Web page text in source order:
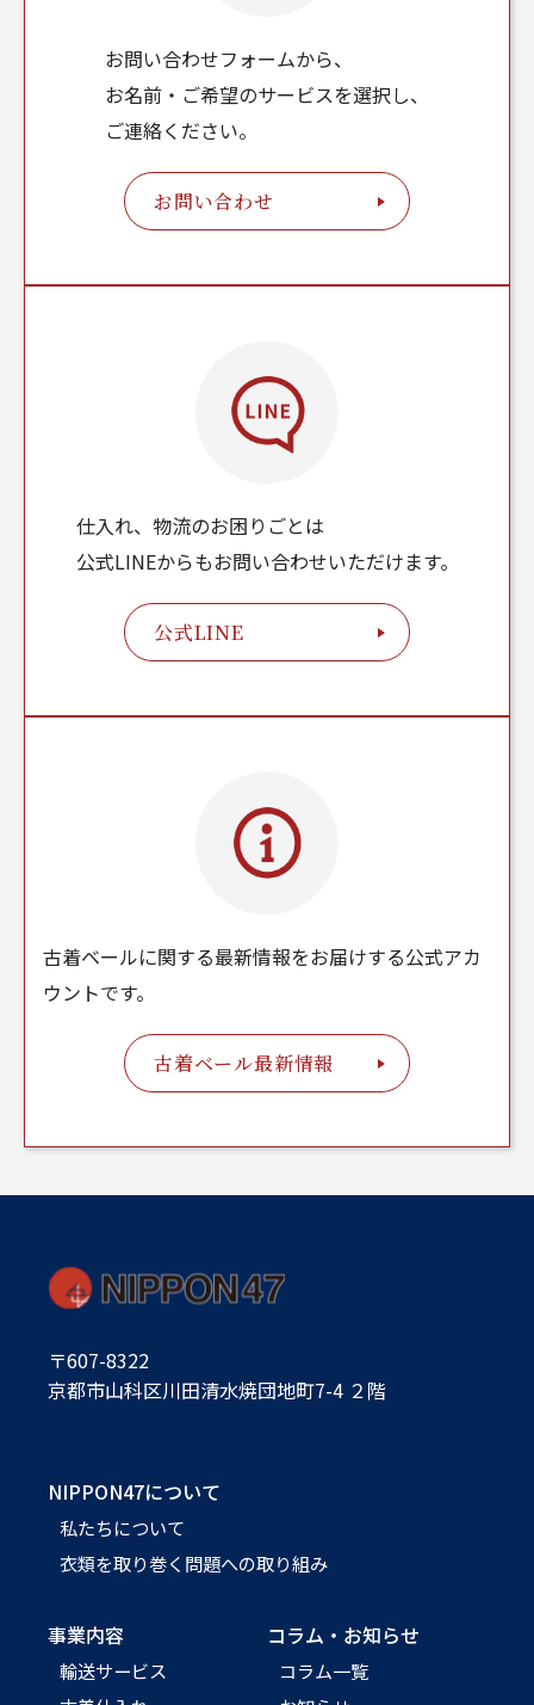
お問い合わせフォームから、
お名前・ご希望のサービスを選択し、
ご連絡ください。
お問い合わせ
仕入れ、物流のお困りごとは
公式LINEからもお問い合わせいただけます。
公式LINE
古着ベールに関する最新情報をお届けする公式アカ
ウントです。
古着ベール最新情報
〒607-8322
京都市山科区川田清水焼団地町7-4 ２階
NIPPON47について
私たちについて
衣類を取り巻く問題への取り組み
事業内容
輸送サービス
コラム・お知らせ
コラム一覧